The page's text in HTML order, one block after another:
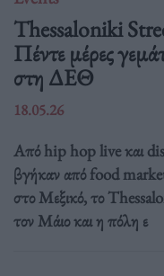
Thessaloniki
Πέντε μέρες
στη ΔΕΘ
18.05.26
Από hip hop live και
βγήκαν από food market
στο Μεξικό, το
τον Μάιο και η πόλη ε